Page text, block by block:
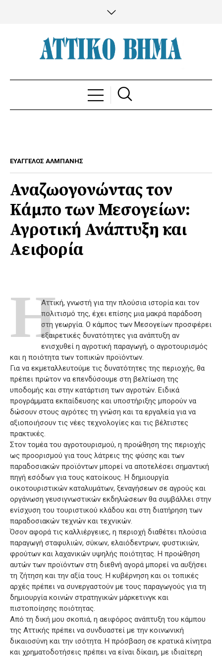
ΕΥΑΓΓΕΛΟΣ ΑΛΜΠΑΝΗΣ
Αναζωογονώντας τον
Κάμπο των Μεσογείων:
Αγροτική Ανάπτυξη και
Αειφορία
ΗΑττική, γνωστή για την πλούσια ιστορία και τον
πολιτισμό της, έχει επίσης μια μακρά παράδοση
στη γεωργία. Ο κάμπος των Μεσογείων προσφέρει
εξαιρετικές δυνατότητες για ανάπτυξη αν
ενισχυθεί η αγροτική παραγωγή, ο αγροτουρισμός
και η ποιότητα των τοπικών προϊόντων.
Για να εκμεταλλευτούμε τις δυνατότητες της περιοχής, θα
πρέπει πρώτον να επενδύσουμε στη βελτίωση της
υποδομής και στην κατάρτιση των αγροτών. Ειδικά
προγράμματα εκπαίδευσης και υποστήριξης μπορούν να
δώσουν στους αγρότες τη γνώση και τα εργαλεία για να
αξιοποιήσουν τις νέες τεχνολογίες και τις βέλτιστες
πρακτικές.
Στον τομέα του αγροτουρισμού, η προώθηση της περιοχής
ως προορισμού για τους λάτρεις της φύσης και των
παραδοσιακών προϊόντων μπορεί να αποτελέσει σημαντική
πηγή εσόδων για τους κατοίκους. Η δημιουργία
οικοτουριστικών καταλυμάτων, ξεναγήσεων σε αγρούς και
οργάνωση γευσιγνωστικών εκδηλώσεων θα συμβάλλει στην
ενίσχυση του τουριστικού κλάδου και στη διατήρηση των
παραδοσιακών τεχνών και τεχνικών.
Όσον αφορά τις καλλιέργειες, η περιοχή διαθέτει πλούσια
παραγωγή σταφυλιών, σύκων, ελαιόδεντρων, φυστικιών,
φρούτων και λαχανικών υψηλής ποιότητας. Η προώθηση
αυτών των προϊόντων στη διεθνή αγορά μπορεί να αυξήσει
τη ζήτηση και την αξία τους. Η κυβέρνηση και οι τοπικές
αρχές πρέπει να συνεργαστούν με τους παραγωγούς για τη
δημιουργία κοινών στρατηγικών μάρκετινγκ και
πιστοποίησης ποιότητας.
Από τη δική μου σκοπιά, η αειφόρος ανάπτυξη του κάμπου
της Αττικής πρέπει να συνδυαστεί με την κοινωνική
δικαιοσύνη και την ισότητα. Η πρόσβαση σε κρατικά κίνητρα
και χρηματοδοτήσεις πρέπει να είναι δίκαιη, με ιδιαίτερη